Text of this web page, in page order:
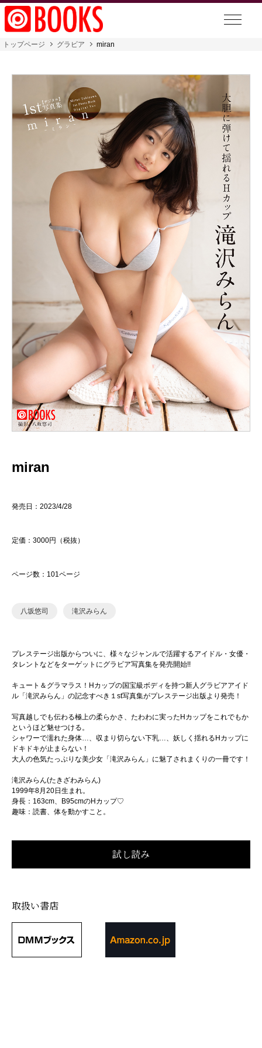
トップページ グラビア miran
miran
発売日：2023/4/28
定価：3000円（税抜）
ページ数：101ページ
八坂悠司 滝沢みらん
プレステージ出版からついに、様々なジャンルで活躍するアイドル・女優・
タレントなどをターゲットにグラビア写真集を発売開始!!
キュート＆グラマラス！Hカップの国宝級ボディを持つ新人グラビアアイド
ル「滝沢みらん」の記念すべき１st写真集がプレステージ出版より発売！
写真越しでも伝わる極上の柔らかさ、たわわに実ったHカップをこれでもか
というほど魅せつける。
シャワーで濡れた身体…、収まり切らない下乳…、妖しく揺れるHカップに
ドキドキが止まらない！
大人の色気たっぷりな美少女「滝沢みらん」に魅了されまくりの一冊です！
滝沢みらん(たきざわみらん)
1999年8月20日生まれ。
身長：163cm、B95cmのHカップ♡
趣味：読書、体を動かすこと。
取扱い書店